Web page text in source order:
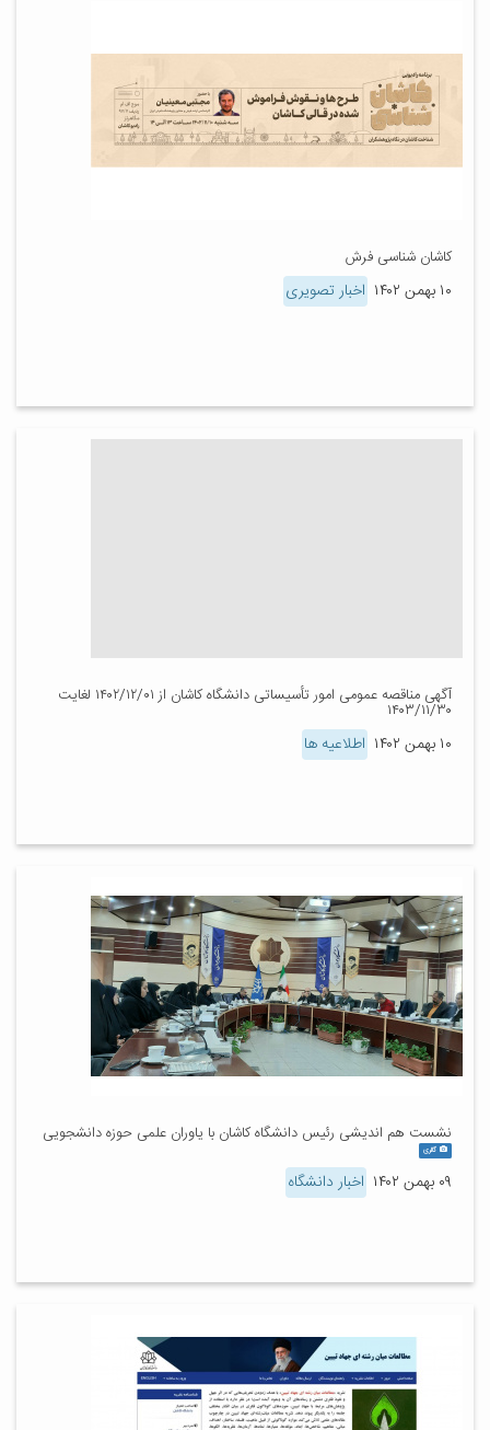
کاشان شناسی فرش
۱۰ بهمن ۱۴۰۲ اخبار تصویری
آگهی مناقصه عمومی امور تأسیساتی دانشگاه کاشان از ۱۴۰۲/۱۲/۰۱ لغایت
۱۴۰۳/۱۱/۳۰
۱۰ بهمن ۱۴۰۲ اطلاعیه ها
نشست هم اندیشی رئیس دانشگاه کاشان با یاوران علمی حوزه دانشجویی
گالری
۰۹ بهمن ۱۴۰۲ اخبار دانشگاه